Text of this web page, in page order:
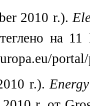
2010 r.).
на
r.).